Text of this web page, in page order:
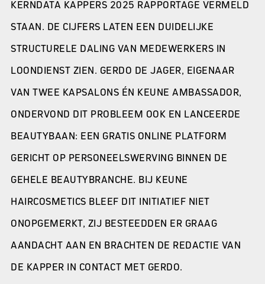
KERNDATA KAPPERS 2025 RAPPORTAGE VERMELD
STAAN. DE CIJFERS LATEN EEN DUIDELIJKE
STRUCTURELE DALING VAN MEDEWERKERS IN
LOONDIENST ZIEN. GERDO DE JAGER, EIGENAAR
VAN TWEE KAPSALONS ÉN KEUNE AMBASSADOR,
ONDERVOND DIT PROBLEEM OOK EN LANCEERDE
BEAUTYBAAN: EEN GRATIS ONLINE PLATFORM
GERICHT OP PERSONEELSWERVING BINNEN DE
GEHELE BEAUTYBRANCHE. BIJ KEUNE
HAIRCOSMETICS BLEEF DIT INITIATIEF NIET
ONOPGEMERKT, ZIJ BESTEEDDEN ER GRAAG
AANDACHT AAN EN BRACHTEN DE REDACTIE VAN
DE KAPPER IN CONTACT MET GERDO.